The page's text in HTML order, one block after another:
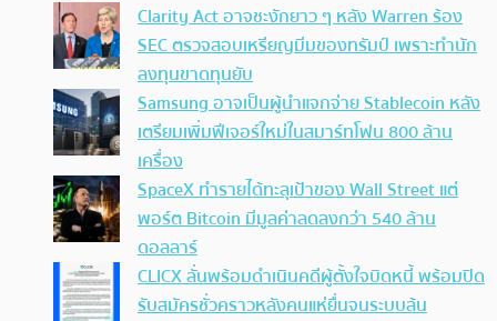
Clarity Act อาจชะงักยาว ๆ หลัง Warren ร้อง
SEC ตรวจสอบเหรียญมีมของทรัมป์ เพราะทำนัก
ลงทุนขาดทุนยับ
Samsung อาจเป็นผู้นำแจกจ่าย Stablecoin หลัง
เตรียมเพิ่มฟีเจอร์ใหม่ในสมาร์ทโฟน 800 ล้าน
เครื่อง
SpaceX ทำรายได้ทะลุเป้าของ Wall Street แต่
พอร์ต Bitcoin มีมูลค่าลดลงกว่า 540 ล้าน
ดอลลาร์
CLICX ลั่นพร้อมดำเนินคดีผู้ตั้งใจบิดหนี้ พร้อมปิด
รับสมัครชั่วคราวหลังคนแห่ยื่นจนระบบล้น